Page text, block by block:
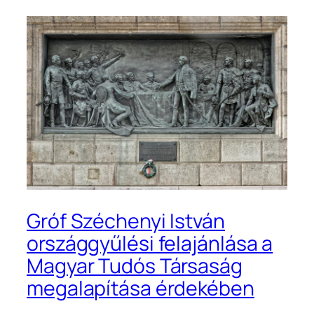
Gróf Széchenyi István
országgyűlési felajánlása a
Magyar Tudós Társaság
megalapítása érdekében